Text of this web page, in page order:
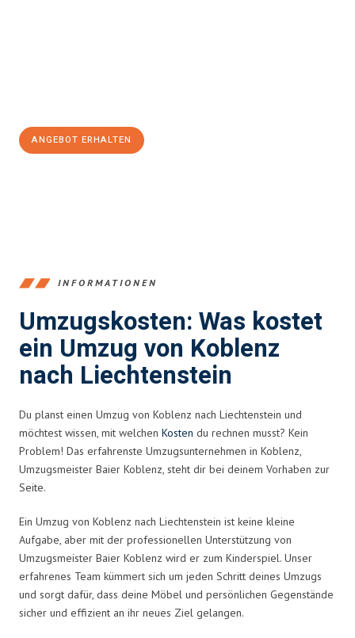
ANGEBOT ERHALTEN
INFORMATIONEN
Umzugskosten: Was kostet
ein Umzug von Koblenz
nach Liechtenstein
Du planst einen Umzug von Koblenz nach Liechtenstein und
möchtest wissen, mit welchen Kosten du rechnen musst? Kein
Problem! Das erfahrenste Umzugsunternehmen in Koblenz,
Umzugsmeister Baier Koblenz, steht dir bei deinem Vorhaben zur
Seite.
Ein Umzug von Koblenz nach Liechtenstein ist keine kleine
Aufgabe, aber mit der professionellen Unterstützung von
Umzugsmeister Baier Koblenz wird er zum Kinderspiel. Unser
erfahrenes Team kümmert sich um jeden Schritt deines Umzugs
und sorgt dafür, dass deine Möbel und persönlichen Gegenstände
sicher und effizient an ihr neues Ziel gelangen.